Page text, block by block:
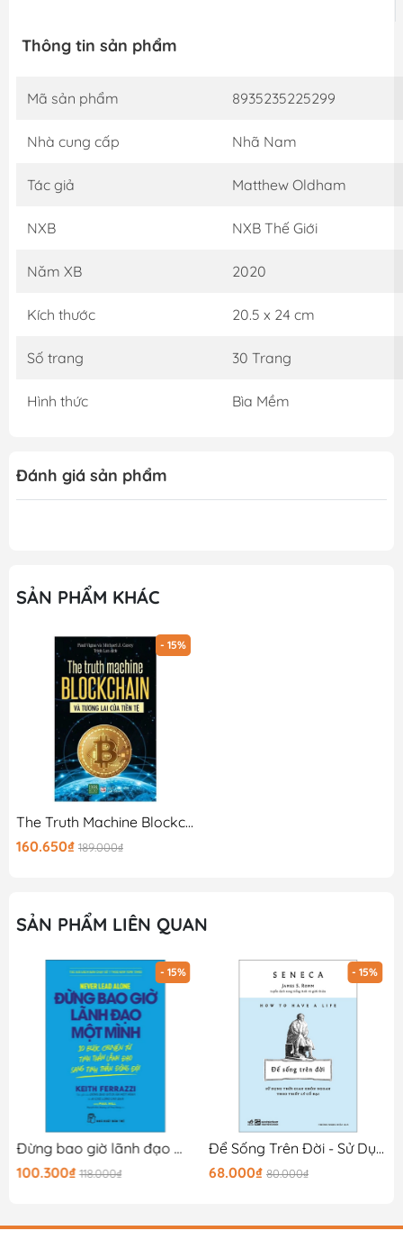
Thông tin sản phẩm
Mã sản phẩm 8935235225299
Nhà cung cấp Nhã Nam
Tác giả Matthew Oldham
NXB NXB Thế Giới
Năm XB 2020
Kích thước 20.5 x 24 cm
Số trang 30 Trang
Hình thức Bìa Mềm
Đánh giá sản phẩm
SẢN PHẨM KHÁC
- 15%
The Truth Machine Blockchain Và Tương Lai Của Tiền Tệ
160.650₫ 189.000₫
SẢN PHẨM LIÊN QUAN
- 15%
Đừng bao giờ lãnh đạo một mình
100.300₫ 118.000₫
- 15%
Để Sống Trên Đời - Sử Dụng Thời Gian Khôn Ngoan Theo Triết Lý Cổ Đại
68.000₫ 80.000₫